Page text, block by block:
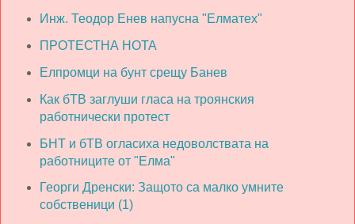
Инж. Теодор Енев напусна "Елматех"
ПРОТЕСТНА НОТА
Елпромци на бунт срещу Банев
Как бТВ заглуши гласа на троянския
работнически протест
БНТ и бТВ огласиха недоволствата на
работниците от "Елма"
Георги Дренски: Защото са малко умните
собственици (1)